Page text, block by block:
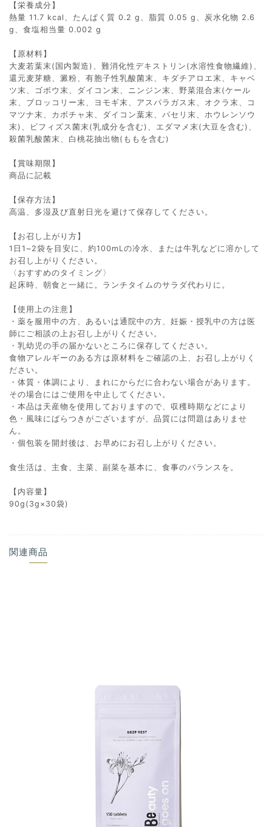
【栄養成分】​
熱量 11.7 kcal、たんぱく質 0.2 g、脂質 0.05 g、炭水化物 2.6
g、食塩相当量 0.002 g
【原材料】
大麦若葉末(国内製造)、難消化性デキストリン(水溶性食物繊維)、
還元麦芽糖、澱粉、有胞子性乳酸菌末、キダチアロエ末、キャベ
ツ末、ゴボウ末、ダイコン末、ニンジン末、野菜混合末(ケール
末、ブロッコリー末、ヨモギ末、アスパラガス末、オクラ末、コ
マツナ末、カボチャ末、ダイコン葉末、パセリ末、ホウレンソウ
末)、ビフィズス菌末(乳成分を含む)、エダマメ末(大豆を含む)、
殺菌乳酸菌末、白桃花抽出物(ももを含む)
【賞味期限】
商品に記載
【保存方​​法】
高温、多湿及び直射日光を避けて保存してください。
【お召し上がり方】
1日1~2袋を目安に、約100mLの冷水、または牛乳などに溶かして
お召し上がりください。
〈おすすめの​タイミング〉
起床時、朝食と一緒に。ランチタイムのサラダ代わりに。
【使用上の注意】
・薬を服用中の方、あるいは通院中の方、妊娠・授乳中の方は医
師にご相談の上お召し上がりください。
・乳幼児の手の届かないところに保存してください。
食物アレルギーのある方は原材料をご確認の上、お召し上がりく
ださい。
・体質・体調により、まれにからだに合わない場合があります。
その場合にはご使用を中止してください。
・本品は天産物を使用しておりますので、収穫時期などにより
色・風味にばらつきがございますが、品質には問題はありませ
ん。
・個包装を開封後は、お早めにお召し上がりください。
食生活は、主食、主菜、副菜を基本に、食事のバランスを。
【内容量】
90g(3g×30袋)
関連商品